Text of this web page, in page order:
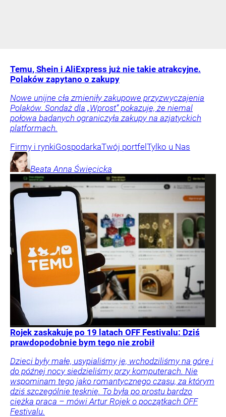
Temu, Shein i AliExpress już nie takie atrakcyjne.
Polaków zapytano o zakupy
Nowe unijne cła zmieniły zakupowe przyzwyczajenia
Polaków. Sondaż dla „Wprost” pokazuje, że niemal
połowa badanych ograniczyła zakupy na azjatyckich
platformach.
Firmy i rynkiGospodarkaTwój portfelTylko u Nas
Beata Anna Święcicka
Rojek zaskakuje po 19 latach OFF Festivalu: Dziś
prawdopodobnie bym tego nie zrobił
Dzieci były małe, usypialiśmy je, wchodziliśmy na górę i
do późnej nocy siedzieliśmy przy komputerach. Nie
wspominam tego jako romantycznego czasu, za którym
dziś szczególnie tęsknię. To była po prostu bardzo
ciężka praca – mówi Artur Rojek o początkach OFF
Festivalu.